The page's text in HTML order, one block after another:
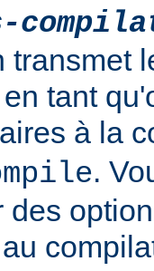
transmet
en tant
à la
.
des